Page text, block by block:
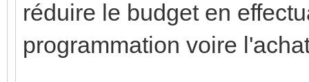
réduire le budget en
programmation voire